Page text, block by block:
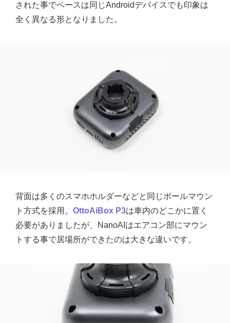
された事でベースは同じAndroidデバイスでも印象は
全く異なる形となりました。
背面は多くのスマホホルダーなどと同じボールマウン
ト方式を採用。 OttoAiBox P3は車内のどこかに置く
必要がありましたが、NanoAIはエアコン部にマウン
トする事で居場所ができたのは大きな違いです。